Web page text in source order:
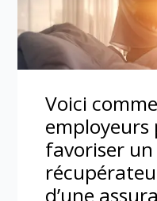
Voici
employeurs
favoriser
d’une